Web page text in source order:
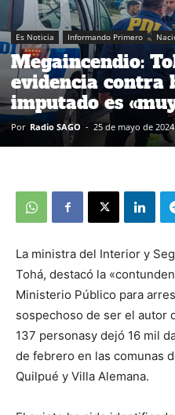
Es Noticia Informando Primero
Megaincendio:
evidencia contra
imputado es
Por Radio SAGO - 25 de mayo de 2024
La ministra del Interior y
Tohá, destacó la
Ministerio Público para
sospechoso de ser el autor
137 personasy dejó 16 mil
de febrero en las comunas
Quilpué y Villa Alemana.